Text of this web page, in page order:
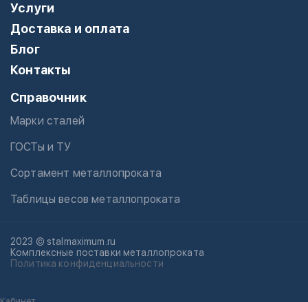
Услуги
Доставка и оплата
Блог
Контакты
Справочник
Марки сталей
ГОСТы и ТУ
Сортамент металлопроката
Таблицы весов металлопроката
2023 © stalmaximum.ru
Комплексные поставки металлопроката
Политика конфиденциальности